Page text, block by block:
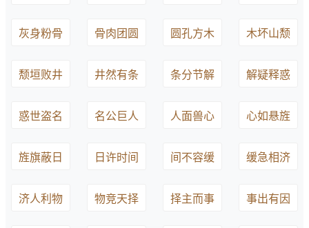
灰身粉骨 骨肉团圆 圆孔方木 木坏山颓
颓垣败井 井然有条 条分节解 解疑释惑
惑世盗名 名公巨人 人面兽心 心如悬旌
旌旗蔽日 日许时间 间不容缓 缓急相济
济人利物 物竞天择 择主而事 事出有因